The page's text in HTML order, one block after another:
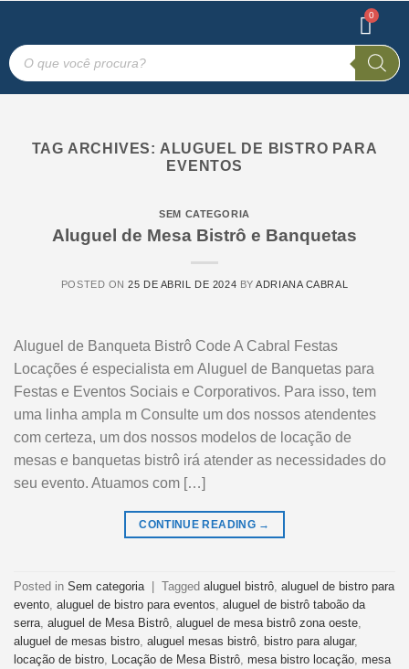
TAG ARCHIVES: ALUGUEL DE BISTRO PARA
EVENTOS
SEM CATEGORIA
Aluguel de Mesa Bistrô e Banquetas
POSTED ON25 DE ABRIL DE 2024 BYADRIANA CABRAL
Aluguel de Banqueta Bistrô Code A Cabral Festas
Locações é especialista em Aluguel de Banquetas para
Festas e Eventos Sociais e Corporativos. Para isso, tem
uma linha ampla m Consulte um dos nossos atendentes
com certeza, um dos nossos modelos de locação de
mesas e banquetas bistrô irá atender as necessidades do
seu evento. Atuamos com […]
CONTINUE READING →
Posted in Sem categoria Tagged aluguel bistrô aluguel de bistro para
evento aluguel de bistro para eventos aluguel de bistrô taboão da
serra aluguel de Mesa Bistrô aluguel de mesa bistrô zona oeste
aluguel de mesas bistro aluguel mesas bistrô bistro para alugar,
locação de bistro
Locação de Mesa Bistrô mesa bistro locação mesa